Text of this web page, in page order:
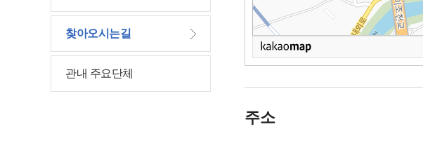
찾아오시는길
관내 주요단체
주소